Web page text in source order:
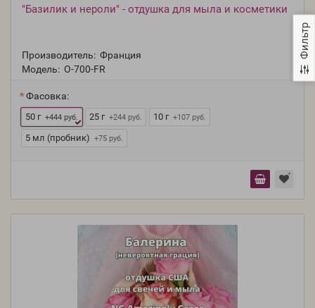
Фильтр
"Базилик и нероли" - отдушка для мыла и косметики
Производитель: Франция
Модель: O-700-FR
Фасовка:
50 г +444 руб. 25 г +244 руб. 10 г +107 руб.
5 мл (пробник) +75 руб.